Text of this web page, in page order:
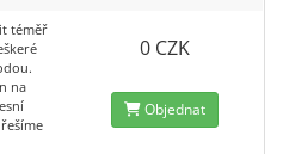
téměř
na
0 CZK
Objednat